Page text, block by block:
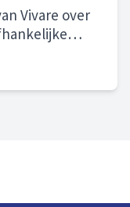
Vivare over
en wijken